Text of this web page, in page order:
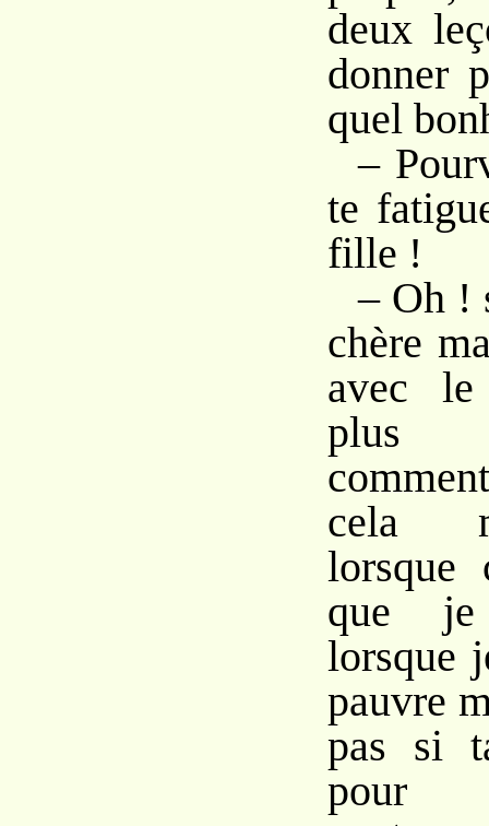
deux
donner
quel
–
te
fille !
– Oh !
chère
avec
plus
cela
lorsque
que
lorsque
pauvre
pas si
pour